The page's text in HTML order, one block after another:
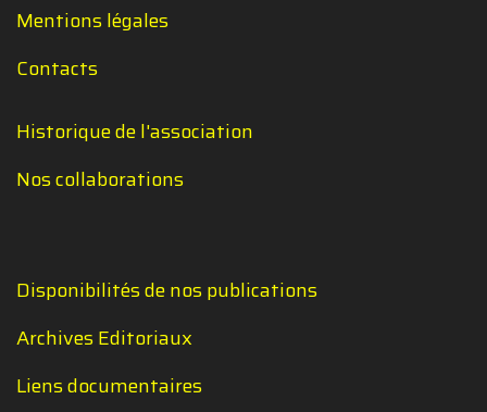
Mentions légales
Contacts
Historique de l'association
Nos collaborations
Disponibilités de nos publications
Archives Editoriaux
Liens documentaires